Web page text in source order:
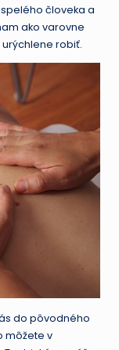
človeka a
ako varovne
robiť.
do pôvodného
môžete v